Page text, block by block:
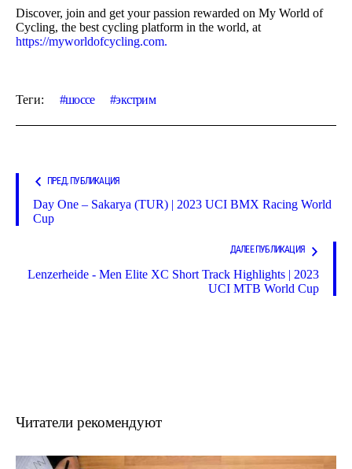
Discover, join and get your passion rewarded on My World of
Cycling, the best cycling platform in the world, at
https://myworldofcycling.com.
Теги: шоссе экстрим
ПРЕД. ПУБЛИКАЦИЯ
Day One – Sakarya (TUR) | 2023 UCI BMX Racing World
Cup
ДАЛЕЕ ПУБЛИКАЦИЯ
Lenzerheide - Men Elite XC Short Track Highlights | 2023
UCI MTB World Cup
Читатели рекомендуют